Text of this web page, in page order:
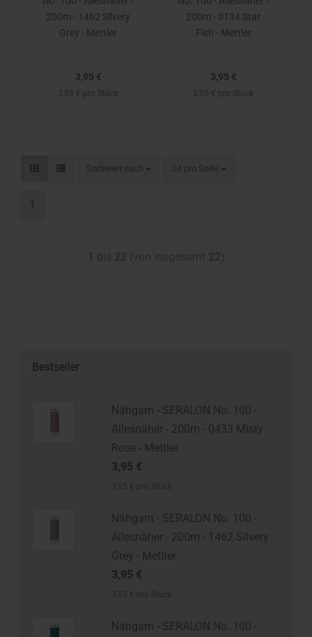
200m - 1462 Silvery
Grey - Mettler
3,95 €
3,95 € pro Stück
200m - 0134 Star
Fish - Mettler
3,95 €
3,95 € pro Stück
Sortieren nach 24 pro Seite
1
Bestseller
Nähgarn - SERALON No. 100 -
Allesnäher - 200m - 0433 Misty
Rose - Mettler
3,95 €
Nähgarn - SERALON No. 100 -
Allesnäher - 200m - 1462 Silvery
Grey - Mettler
3,95 €
Nähgarn - SERALON No. 100 -